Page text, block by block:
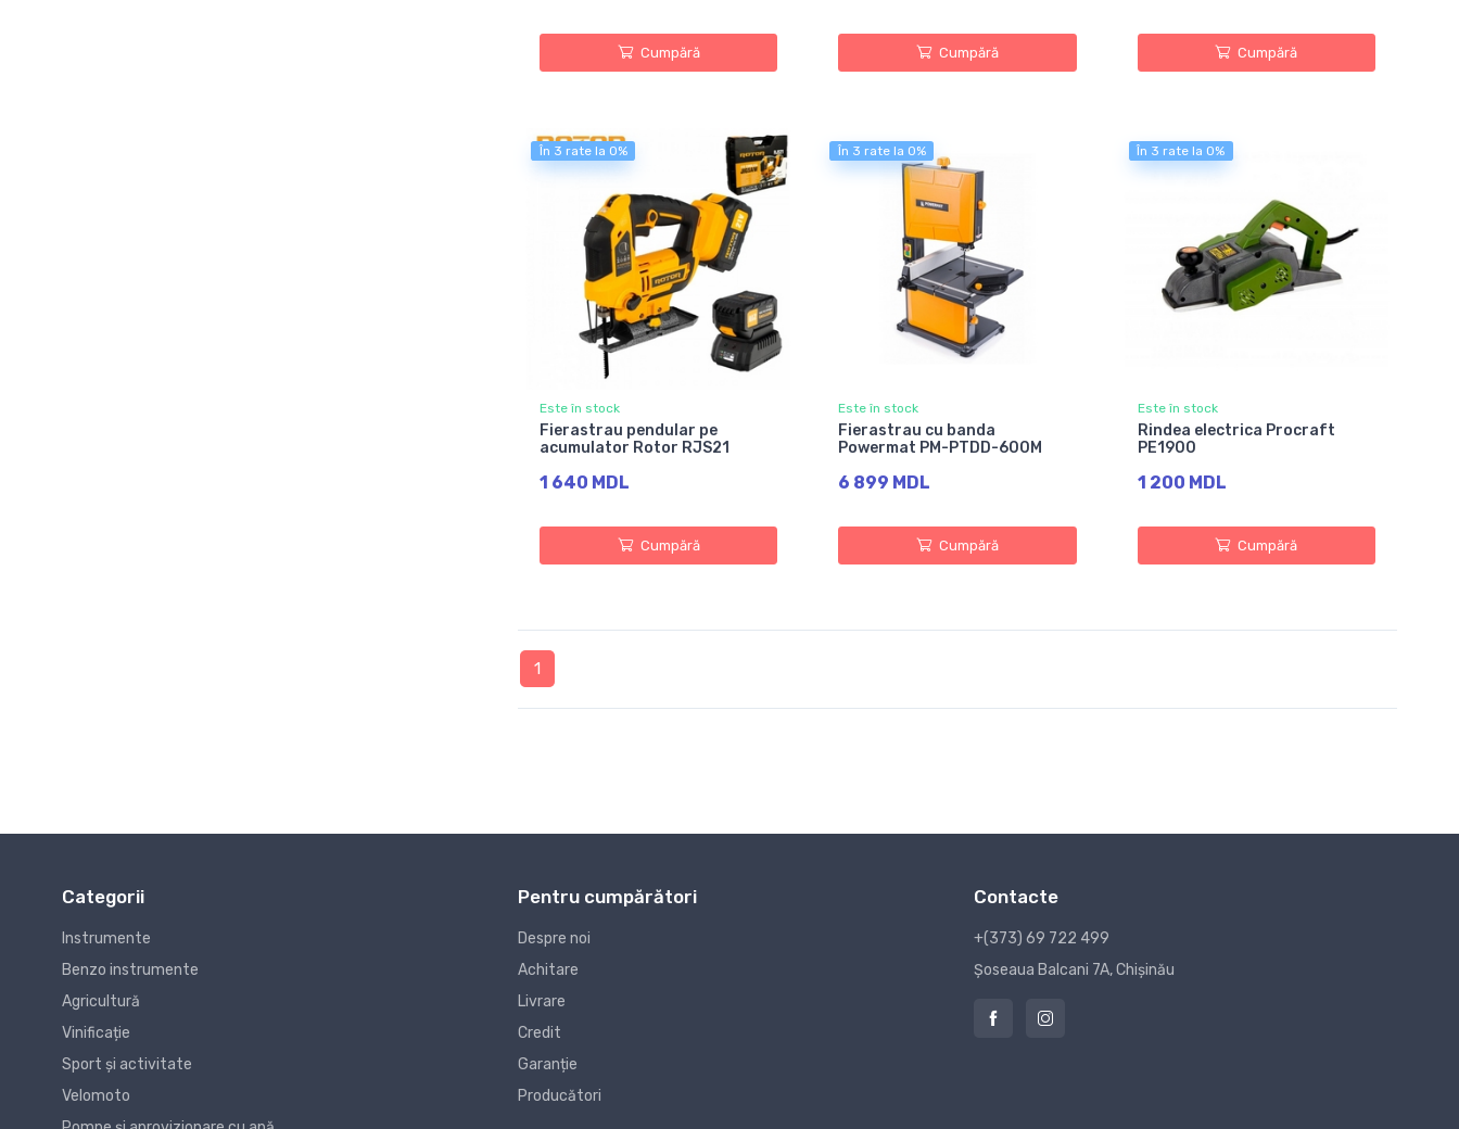
Cumpără Cumpără Cumpără
În 3 rate la 0%
Este în stock
Fierastrau pendular pe
acumulator Rotor RJS21
1 640 MDL
Cumpără
În 3 rate la 0%
Este în stock
Fierastrau cu banda
Powermat PM-PTDD-600M
6 899 MDL
Cumpără
În 3 rate la 0%
Este în stock
Rindea electrica Procraft
PE1900
1 200 MDL
Cumpără
1
Categorii
Instrumente
Benzo instrumente
Agricultură
Vinificație
Sport și activitate
Velomoto
Pentru cumpărători
Despre noi
Achitare
Livrare
Credit
Garanție
Producători
Contacte
+(373) 69 722 499
Șoseaua Balcani 7A, Chișinău